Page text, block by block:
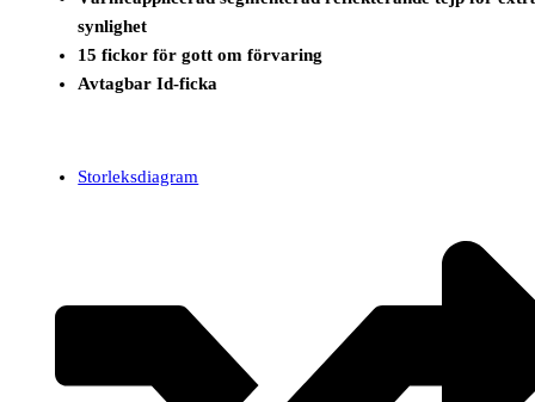
synlighet
15 fickor för gott om förvaring
Avtagbar Id-ficka
Storleksdiagram